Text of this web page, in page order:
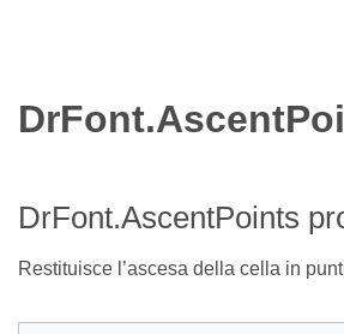
DrFont.AscentPoints
Restituisce l’ascesa della cella in